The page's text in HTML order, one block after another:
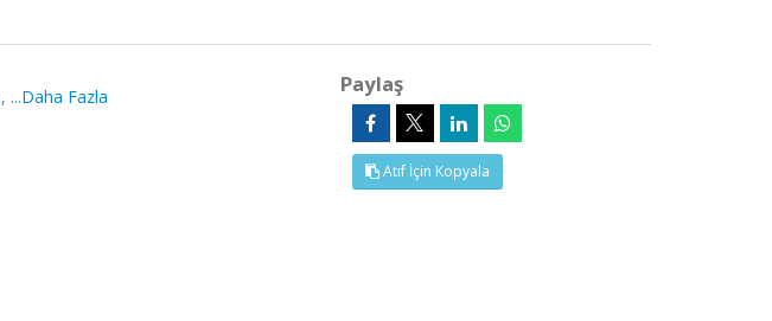
, ...Daha Fazla
Paylaş
Atıf İçin Kopyala